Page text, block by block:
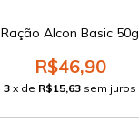
Ração Alcon Basic 50g
R$46,90
3 x de R$15,63 sem juros